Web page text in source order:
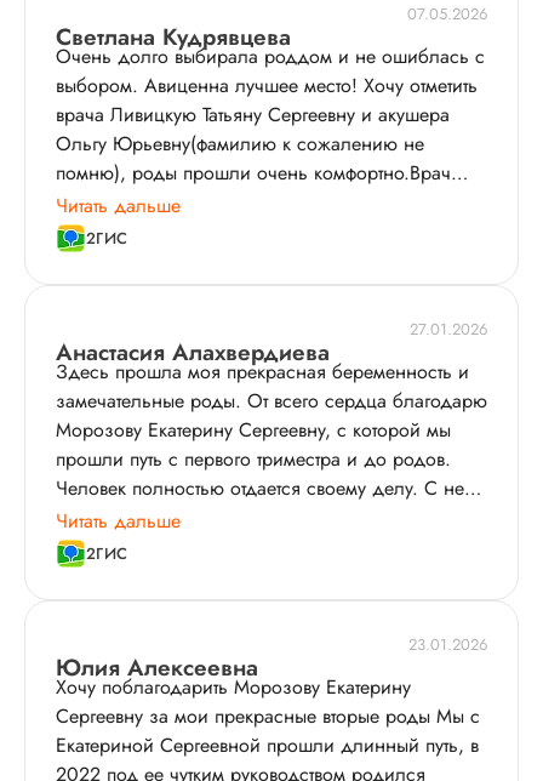
07.05.2026
Светлана Кудрявцева
Очень долго выбирала роддом и не ошиблась с
выбором. Авиценна лучшее место! Хочу отметить
врача Ливицкую Татьяну Сергеевну и акушера
Ольгу Юрьевну(фамилию к сожалению не
помню), роды прошли очень комфортно.Врач
которому можно довериться и чувствовать себя в
безопасности. Весь персонал роддома очень
отзывчивый. Если рожать, то только в этом месте
❣️
Читать дальше
2ГИС
27.01.2026
Анастасия Алахвердиева
Здесь прошла моя прекрасная беременность и
замечательные роды. От всего сердца благодарю
Морозову Екатерину Сергеевну, с которой мы
прошли путь с первого триместра и до родов.
Человек полностью отдается своему делу. С ней
всегда было спокойно на любом этапе. Она
настоящая мама для мам. По ощущениям на
родах она будто рожала вместе со мной. Врач
всегда была связи и даже после родов к ней
можно обратиться за советом – ни разу не
отказала. Также хочется отблагодарить Анисимову
Лилию Алексеевну. К ней на УЗИ шла, как на
праздник. И комплимент сделает, и посмеется.
Всегда уходила от неё с фото нашей малышки.
Читать дальше
2ГИС
23.01.2026
Юлия Алексеевна
Хочу поблагодарить Морозову Екатерину
Сергеевну за мои прекрасные вторые роды Мы с
Екатериной Сергеевной прошли длинный путь, в
2022 под ее чутким руководством родился